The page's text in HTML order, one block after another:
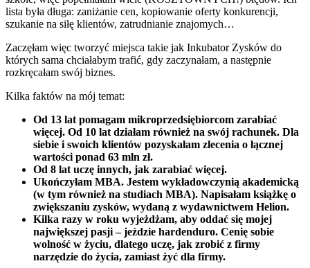
lista była długa: zaniżanie cen, kopiowanie oferty konkurencji,
szukanie na siłę klientów, zatrudnianie znajomych…
Zaczęłam więc tworzyć miejsca takie jak Inkubator Zysków do
których sama chciałabym trafić, gdy zaczynałam, a następnie
rozkręcałam swój biznes.
Kilka faktów na mój temat:
Od 13 lat pomagam mikroprzedsiębiorcom zarabiać
więcej. Od 10 lat działam również na swój rachunek. Dla
siebie i swoich klientów pozyskałam zlecenia o łącznej
wartości ponad 63 mln zł.
Od 8 lat uczę innych, jak zarabiać więcej.
Ukończyłam MBA. Jestem wykładowczynią akademicką
(w tym również na studiach MBA). Napisałam książkę o
zwiększaniu zysków, wydaną z wydawnictwem Helion.
Kilka razy w roku wyjeżdżam, aby oddać się mojej
największej pasji – jeździe hardenduro. Cenię sobie
wolność w życiu, dlatego uczę, jak zrobić z firmy
narzędzie do życia, zamiast żyć dla firmy.